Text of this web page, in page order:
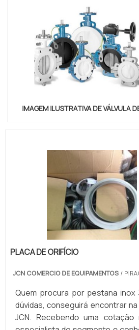
IMAGEM ILUSTRATIVA DE VÁLVULA
PLACA DE ORIFÍCIO
JCN COMERCIO DE EQUIPAMENTOS /
Quem procura por pestana inox
dúvidas, conseguirá encontrar
JCN. Recebendo uma cotação